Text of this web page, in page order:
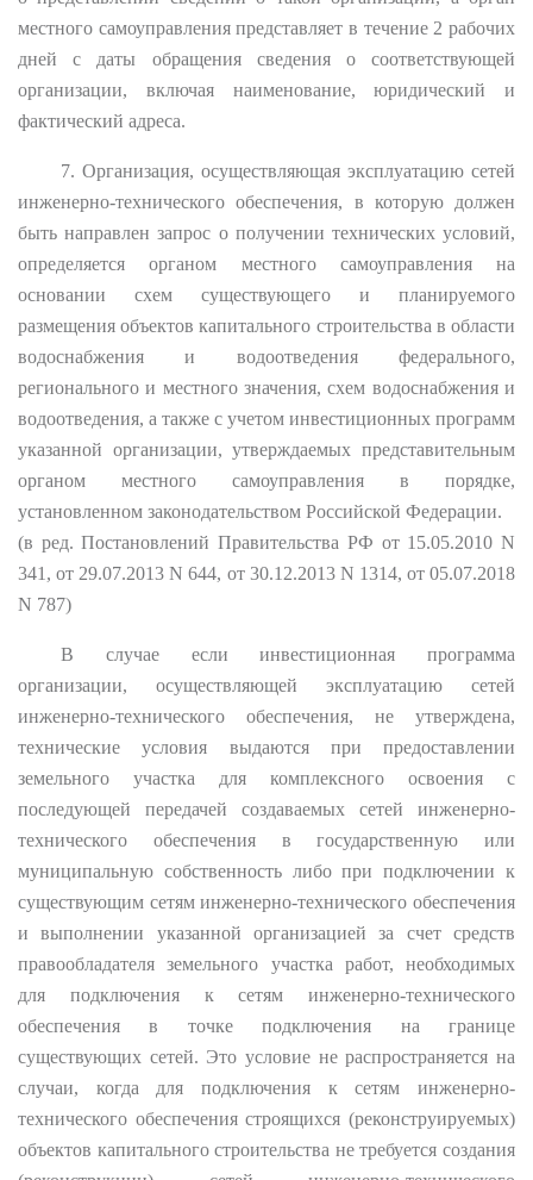
местного самоуправления представляет в течение 2 рабочих
дней с даты обращения сведения о соответствующей
организации, включая наименование, юридический и
фактический адреса.
7. Организация, осуществляющая эксплуатацию сетей
инженерно-технического обеспечения, в которую должен
быть направлен запрос о получении технических условий,
определяется органом местного самоуправления на
основании схем существующего и планируемого
размещения объектов капитального строительства в области
водоснабжения и водоотведения федерального,
регионального и местного значения, схем водоснабжения и
водоотведения, а также с учетом инвестиционных программ
указанной организации, утверждаемых представительным
органом местного самоуправления в порядке,
установленном законодательством Российской Федерации.
(в ред. Постановлений Правительства РФ от 15.05.2010 N
341, от 29.07.2013 N 644, от 30.12.2013 N 1314, от 05.07.2018
N 787)
В случае если инвестиционная программа
организации, осуществляющей эксплуатацию сетей
инженерно-технического обеспечения, не утверждена,
технические условия выдаются при предоставлении
земельного участка для комплексного освоения с
последующей передачей создаваемых сетей инженерно-
технического обеспечения в государственную или
муниципальную собственность либо при подключении к
существующим сетям инженерно-технического обеспечения
и выполнении указанной организацией за счет средств
правообладателя земельного участка работ, необходимых
для подключения к сетям инженерно-технического
обеспечения в точке подключения на границе
существующих сетей. Это условие не распространяется на
случаи, когда для подключения к сетям инженерно-
технического обеспечения строящихся (реконструируемых)
объектов капитального строительства не требуется создания